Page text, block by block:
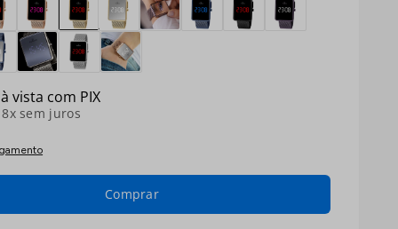
vista com PIX
8x sem juros
Comprar